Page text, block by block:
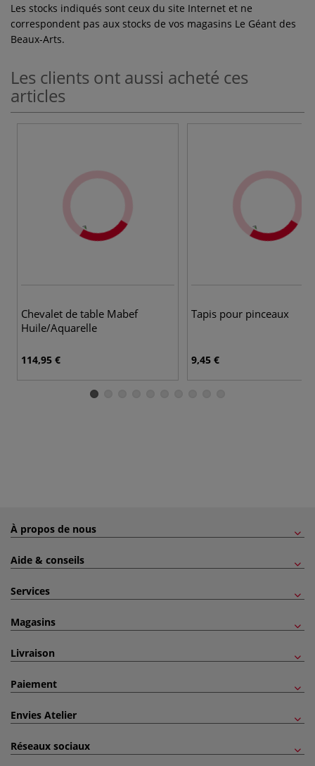
Les stocks indiqués sont ceux du site Internet et ne
correspondent pas aux stocks de vos magasins Le Géant des
Beaux-Arts.
Les clients ont aussi acheté ces
articles
Chevalet de table Mabef
Huile/Aquarelle
114,95 €
Tapis pour pinceaux
9,45 €
À propos de nous
Aide & conseils
Services
Magasins
Livraison
Paiement
Envies Atelier
Réseaux sociaux